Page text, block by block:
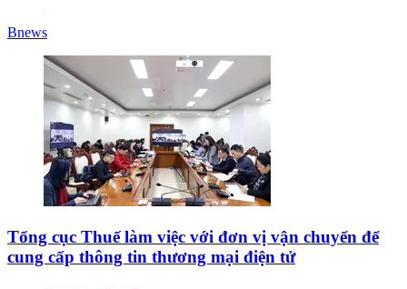
Bnews
Tổng cục Thuế làm việc với đơn vị vận chuyển để
cung cấp thông tin thương mại điện tử